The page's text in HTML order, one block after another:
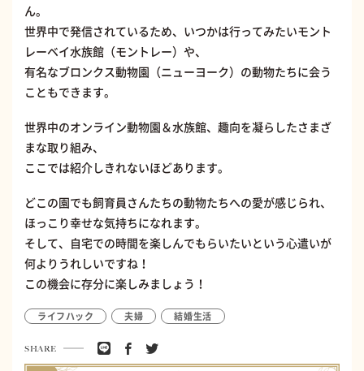
ん。
世界中で発信されているため、いつかは行ってみたいモント
レーベイ水族館（モントレー）や、
有名なブロンクス動物園（ニューヨーク）の動物たちに会う
こともできます。
世界中のオンライン動物園＆水族館、趣向を凝らしたさまざ
まな取り組み、
ここでは紹介しきれないほどあります。
どこの園でも飼育員さんたちの動物たちへの愛が感じられ、
ほっこり幸せな気持ちになれます。
そして、自宅での時間を楽しんでもらいたいという心遣いが
何よりうれしいですね！
この機会に存分に楽しみましょう！
ライフハック 夫婦 結婚生活
SHARE